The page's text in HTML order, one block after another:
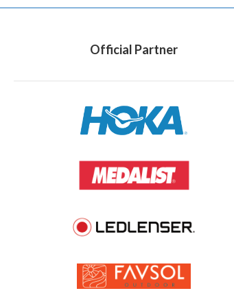
Official Partner